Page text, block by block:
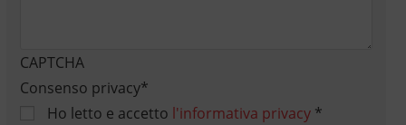
CAPTCHA
Consenso privacy*
Ho letto e accetto l'informativa privacy*